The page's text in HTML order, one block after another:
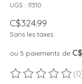
UGS : I1310
C$324.99
Sans les taxes
ou 5 paiements de
Ce produit est